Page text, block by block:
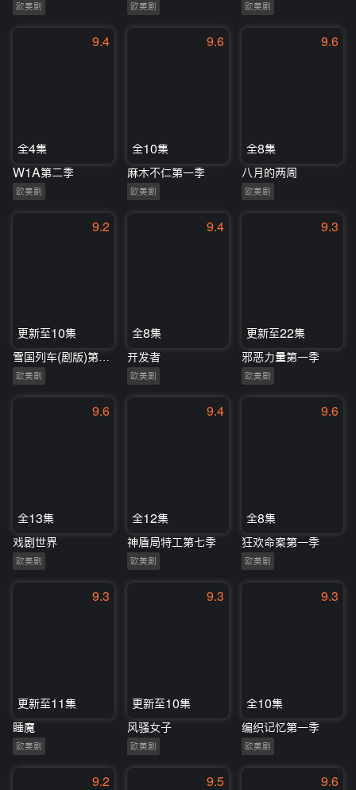
欧美剧 欧美剧 欧美剧
9.4
全4集
W1A第二季
欧美剧
9.6
全10集
麻木不仁第一季
欧美剧
9.6
全8集
八月的两周
欧美剧
9.2
更新至10集
雪国列车(剧版)第一季
欧美剧
9.4
全8集
开发者
欧美剧
9.3
更新至22集
邪恶力量第一季
欧美剧
9.6
全13集
戏剧世界
欧美剧
9.4
全12集
神盾局特工第七季
欧美剧
9.6
全8集
狂欢命案第一季
欧美剧
9.3
更新至11集
睡魔
欧美剧
9.3
更新至10集
风骚女子
欧美剧
9.3
全10集
编织记忆第一季
欧美剧
9.2 9.5 9.6